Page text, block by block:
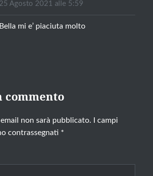
25 Agosto 2021 alle 5:59
Bella mi e’ piaciuta molto
commento
non sarà pubblicato.
I campi
contrassegnati *